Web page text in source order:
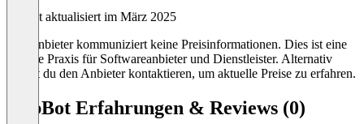
Zuletzt aktualisiert im März 2025
Der Anbieter kommuniziert keine Preisinformationen. Dies ist eine
übliche Praxis für Softwareanbieter und Dienstleister. Alternativ
kannst du den Anbieter kontaktieren, um aktuelle Preise zu erfahren.
DubBot Erfahrungen & Reviews (0)